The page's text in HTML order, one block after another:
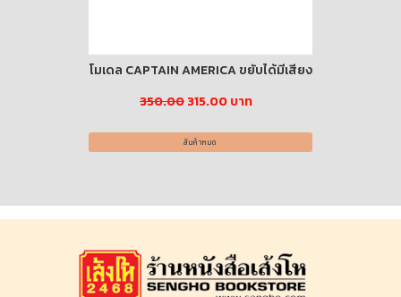
โมเดล CAPTAIN AMERICA ขยับได้มีเสียง
350.00315.00 บาท
สินค้าหมด